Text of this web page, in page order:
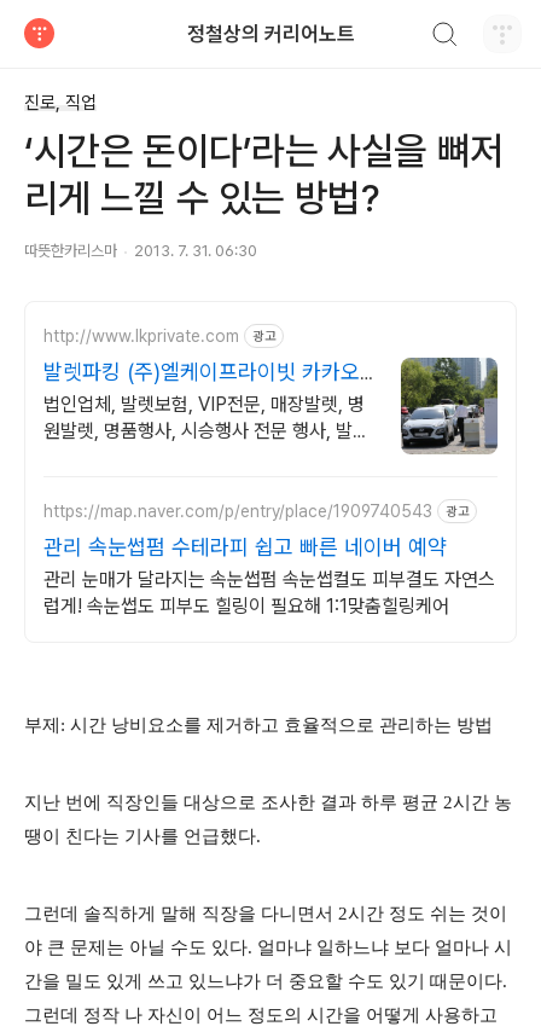
정철상의 커리어노트
진로, 직업
‘시간은 돈이다’라는 사실을 뼈저
리게 느낄 수 있는 방법?
따뜻한카리스마 2013. 7. 31. 06:30
http://www.lkprivate.com 광고
발렛파킹 (주)엘케이프라이빗 카카오
톡 상담 환영
법인업체, 발렛보험, VIP전문, 매장발렛, 병
원발렛, 명품행사, 시승행사 전문 행사, 발렛
https://map.naver.com/p/entry/place/1909740543 광고
관리 속눈썹펌 수테라피 쉽고 빠른 네이버 예약
관리 눈매가 달라지는 속눈썹펌 속눈썹컬도 피부결도 자연스
럽게! 속눈썹도 피부도 힐링이 필요해 1:1맞춤힐링케어
부제: 시간 낭비요소를 제거하고 효율적으로 관리하는 방법
지난 번에 직장인들 대상으로 조사한 결과 하루 평균 2시간 농
땡이 친다는 기사를 언급했다.
그런데 솔직하게 말해 직장을 다니면서 2시간 정도 쉬는 것이
야 큰 문제는 아닐 수도 있다. 얼마냐 일하느냐 보다 얼마나 시
간을 밀도 있게 쓰고 있느냐가 더 중요할 수도 있기 때문이다.
그런데 정작 나 자신이 어느 정도의 시간을 어떻게 사용하고